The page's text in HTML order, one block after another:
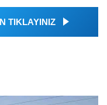
TIKLAYINIZ